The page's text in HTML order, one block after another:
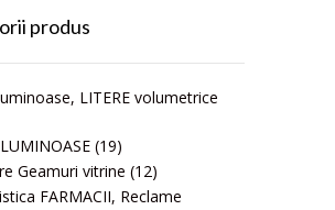
produs
LITERE volumetrice
(19)
Geamuri vitrine (12)
FARMACII, Reclame